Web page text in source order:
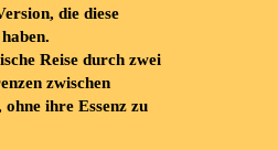
die diese
Reise durch zwei
zwischen
ohne ihre Essenz zu